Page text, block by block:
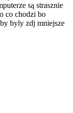
są strasznie
co chodzi bo
byly zdj mniejsze